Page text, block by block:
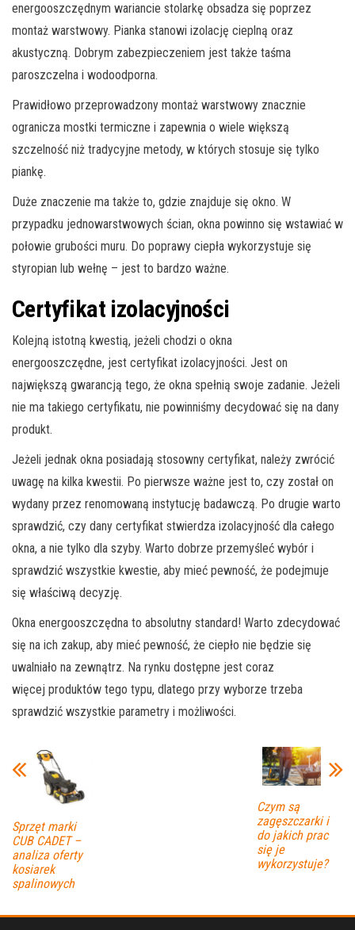
energooszczędnym wariancie stolarkę obsadza się poprzez
montaż warstwowy. Pianka stanowi izolację cieplną oraz
akustyczną. Dobrym zabezpieczeniem jest także taśma
paroszczelna i wodoodporna.
Prawidłowo przeprowadzony montaż warstwowy znacznie
ogranicza mostki termiczne i zapewnia o wiele większą
szczelność niż tradycyjne metody, w których stosuje się tylko
piankę.
Duże znaczenie ma także to, gdzie znajduje się okno. W
przypadku jednowarstwowych ścian, okna powinno się wstawiać w
połowie grubości muru. Do poprawy ciepła wykorzystuje się
styropian lub wełnę – jest to bardzo ważne.
Certyfikat izolacyjności
Kolejną istotną kwestią, jeżeli chodzi o okna
energooszczędne, jest certyfikat izolacyjności. Jest on
największą gwarancją tego, że okna spełnią swoje zadanie. Jeżeli
nie ma takiego certyfikatu, nie powinniśmy decydować się na dany
produkt.
Jeżeli jednak okna posiadają stosowny certyfikat, należy zwrócić
uwagę na kilka kwestii. Po pierwsze ważne jest to, czy został on
wydany przez renomowaną instytucję badawczą. Po drugie warto
sprawdzić, czy dany certyfikat stwierdza izolacyjność dla całego
okna, a nie tylko dla szyby. Warto dobrze przemyśleć wybór i
sprawdzić wszystkie kwestie, aby mieć pewność, że podejmuje
się właściwą decyzję.
Okna energooszczędna to absolutny standard! Warto zdecydować
się na ich zakup, aby mieć pewność, że ciepło nie będzie się
uwalniało na zewnątrz. Na rynku dostępne jest coraz
więcej produktów tego typu, dlatego przy wyborze trzeba
sprawdzić wszystkie parametry i możliwości.
Sprzęt marki
CUB CADET –
analiza oferty
kosiarek
spalinowych
Czym są
zagęszczarki i
do jakich prac
się je
wykorzystuje?